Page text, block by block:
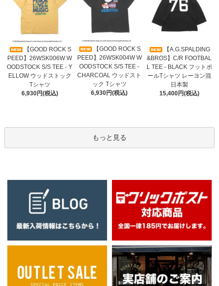
【GOOD ROCK S
PEED】26WSK006W W
OODSTOCK S/S TEE - Y
ELLOW ウッドストック
Tシャツ
6,930円(税込)
【GOOD ROCK S
PEED】26WSK004W W
OODSTOCK S/S TEE -
CHARCOAL ウッドスト
ック Tシャツ
6,930円(税込)
【A.G.SPALDING
&BROS】C/R FOOTBAL
L TEE - BLACK フットボ
ールTシャツ レーヨン混
日本製
15,400円(税込)
もっと見る